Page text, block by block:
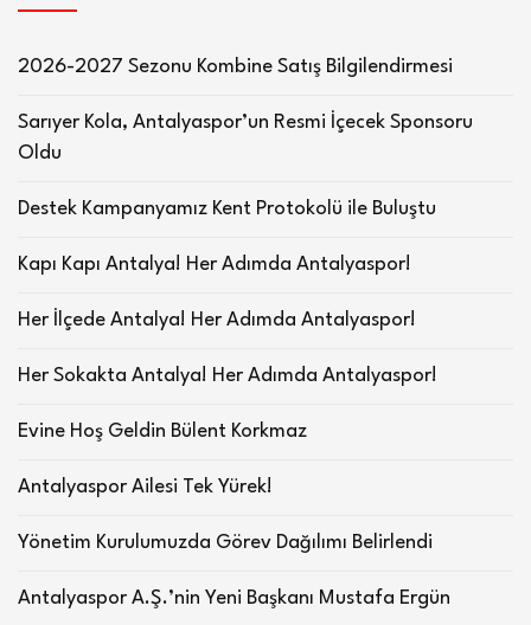
2026-2027 Sezonu Kombine Satış Bilgilendirmesi
Sarıyer Kola, Antalyaspor’un Resmi İçecek Sponsoru
Oldu
Destek Kampanyamız Kent Protokolü ile Buluştu
Kapı Kapı Antalya! Her Adımda Antalyaspor!
Her İlçede Antalya! Her Adımda Antalyaspor!
Her Sokakta Antalya! Her Adımda Antalyaspor!
Evine Hoş Geldin Bülent Korkmaz
Antalyaspor Ailesi Tek Yürek!
Yönetim Kurulumuzda Görev Dağılımı Belirlendi
Antalyaspor A.Ş.’nin Yeni Başkanı Mustafa Ergün